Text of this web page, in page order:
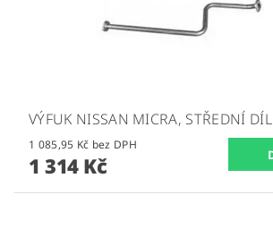
VÝFUK NISSAN MICRA, STŘEDNÍ DÍL
1 085,95 Kč bez DPH
1 314 Kč